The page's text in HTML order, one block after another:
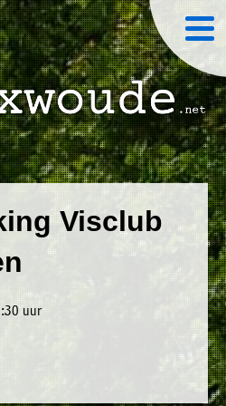
Visclub
uur